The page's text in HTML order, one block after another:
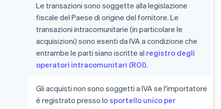
Le transazioni sono soggette alla legislazione
fiscale del Paese di origine del fornitore. Le
transazioni intracomunitarie (in particolare le
acquisizioni) sono esenti da IVA a condizione che
entrambe le parti siano iscritte al registro degli
operatori intracomunitari (ROI).
Gli acquisti non sono soggetti a IVA se l'importatore
è registrato presso losportello unico per